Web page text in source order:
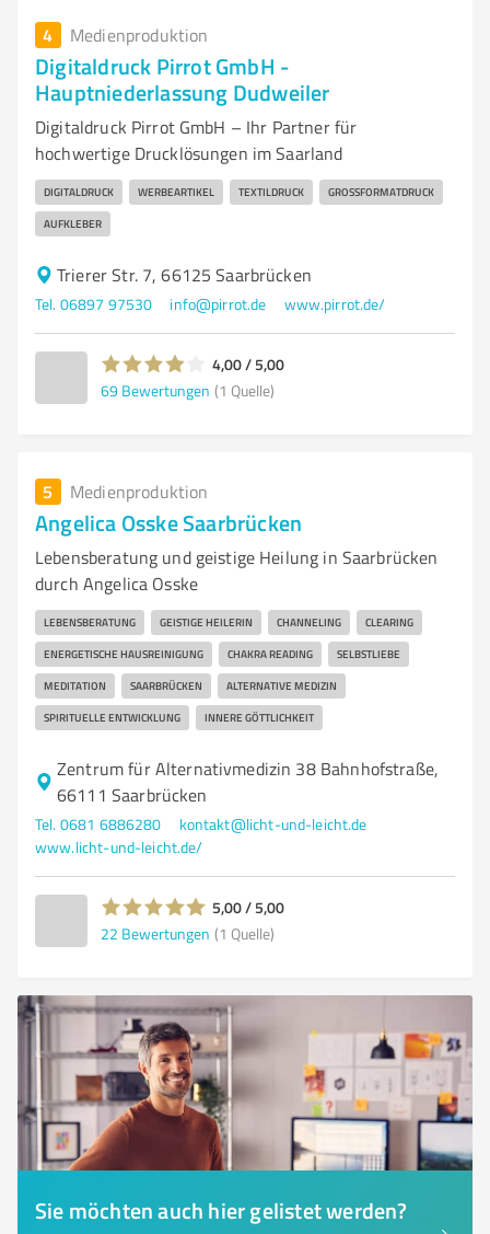
4 Medienproduktion
Digitaldruck Pirrot GmbH -
Hauptniederlassung Dudweiler
Digitaldruck Pirrot GmbH – Ihr Partner für
hochwertige Drucklösungen im Saarland
DIGITALDRUCK WERBEARTIKEL TEXTILDRUCK GROSSFORMATDRUCK
AUFKLEBER
Trierer Str. 7, 66125 Saarbrücken
Tel. 06897 97530 info@pirrot.de www.pirrot.de/
4,00 / 5,00
69 Bewertungen (1 Quelle)
5 Medienproduktion
Angelica Osske Saarbrücken
Lebensberatung und geistige Heilung in Saarbrücken
durch Angelica Osske
LEBENSBERATUNG GEISTIGE HEILERIN CHANNELING CLEARING
ENERGETISCHE HAUSREINIGUNG CHAKRA READING SELBSTLIEBE
MEDITATION SAARBRÜCKEN ALTERNATIVE MEDIZIN
SPIRITUELLE ENTWICKLUNG INNERE GÖTTLICHKEIT
Zentrum für Alternativmedizin 38 Bahnhofstraße,
66111 Saarbrücken
Tel. 0681 6886280
kontakt@licht-und-leicht.de
www.licht-und-leicht.de/
5,00 / 5,00
22 Bewertungen (1 Quelle)
Sie möchten auch hier gelistet werden?